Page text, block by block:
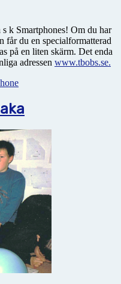
k Smartphones! Om du har
får du en specialformatterad
på en liten skärm. Det enda
adressen www.tbobs.se.